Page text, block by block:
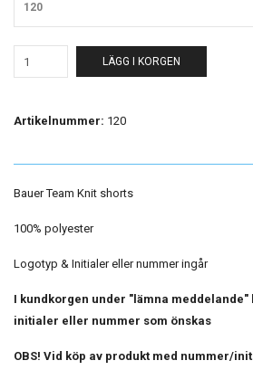
120
LÄGG I KORGEN
Artikelnummer: 120
Bauer Team Knit shorts
100% polyester
Logotyp & Initialer eller nummer ingår
I kundkorgen under "lämna meddelande"
initialer eller nummer som önskas
OBS! Vid köp av produkt med nummer/